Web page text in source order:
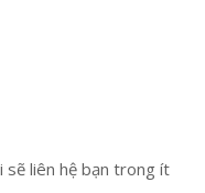
sẽ liên hệ bạn trong ít